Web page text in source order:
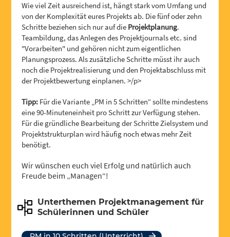
Wie viel Zeit ausreichend ist, hängt stark vom Umfang und
von der Komplexität eures Projekts ab. Die fünf oder zehn
Schritte beziehen sich nur auf die Projektplanung.
Teambildung, das Anlegen des Projektjournals etc. sind
"Vorarbeiten" und gehören nicht zum eigentlichen
Planungsprozess. Als zusätzliche Schritte müsst ihr auch
noch die Projektrealisierung und den Projektabschluss mit
der Projektbewertung einplanen. >/p>
Tipp: Für die Variante „PM in 5 Schritten“ sollte mindestens
eine 90-Minuteneinheit pro Schritt zur Verfügung stehen.
Für die gründliche Bearbeitung der Schritte Zielsystem und
Projektstrukturplan wird häufig noch etwas mehr Zeit
benötigt.
Wir wünschen euch viel Erfolg und natürlich auch
Freude beim „Managen“!
Unterthemen Projektmanagement für
Schülerinnen und Schüler